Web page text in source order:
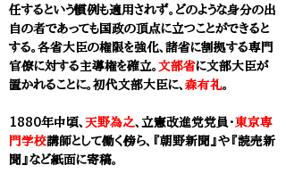
任するという慣例も適用されず。 どのような身分の出
自の者であっても国政の頂点に立つことができると
する。 各省大臣の権限を強化、諸省に割拠する専門
官僚に対する主導権を確立。 文部省に文部大臣が
置かれることに。初代文部大臣に、 森有礼。
1880年中頃、 天野為之、立憲改進党党員・東京専
門学校講師として働く傍ら、『朝野新聞』や『読売新
聞』など紙面に寄稿。